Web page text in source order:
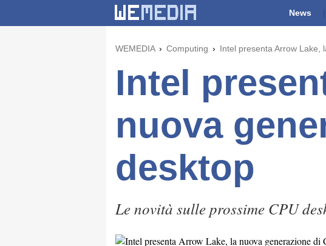
News
WEMEDIA Computing Intel presenta Arrow Lake,
Intel
nuova
desktop
Le novità sulle prossime CPU